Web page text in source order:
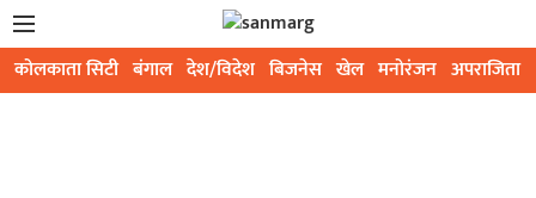
कोलकाता सिटी बंगाल देश/विदेश बिजनेस खेल मनोरंजन अपराजिता